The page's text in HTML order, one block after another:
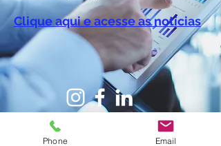
Clique aqui e acesse as notícias
Phone Email